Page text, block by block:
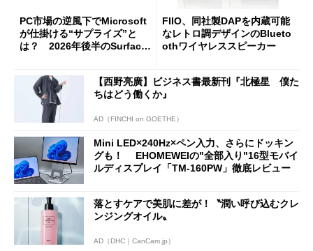
PC市場の逆風下でMicrosoft
が仕掛ける“サプライズ”と
は？ 2026年後半のSurface
FIIO、同社製DAPを内蔵可能
なレトロ調デザインのBlueto
othワイヤレススピーカー
【西野亮廣】ビジネス書最新刊『北極星 僕た
ちはどう働くか』
AD（FINCHI on GOETHE）
Mini LED×240Hz×ペン入力、さらにドッキン
グも！ EHOMEWEIの"全部入り"16型モバイ
ルディスプレイ「TM-160PW」徹底レビュー
落とすケアで美肌に差が！〝潤い呼び込むクレ
ンジングオイル〟
AD（DHC｜CanCam.jp）